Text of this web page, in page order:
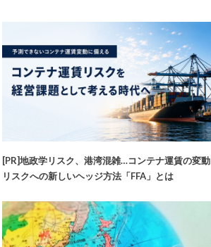
[PR]地政学リスク、港湾混雑…コンテナ運賃の変動
リスクへの新しいヘッジ方法「FFA」とは